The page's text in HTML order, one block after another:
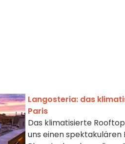
Langosteria: das
Paris
Das klimatisierte
uns einen spektakulären